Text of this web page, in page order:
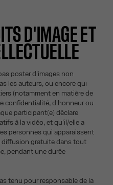
D'IMAGE ET
poster d'images non
les auteurs, ou encore qui
(notamment en matière de
confidentialité, d'honneur ou
participant(e) déclare
à la vidéo, et qu'il/elle a
personnes qui apparaissent
diffusion gratuite dans tout
pendant une durée
tenu pour responsable de la